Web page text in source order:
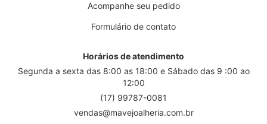
Acompanhe seu pedido
Formulário de contato
Horários de atendimento
Segunda a sexta das 8:00 as 18:00 e Sábado das 9 :00 ao
12:00
(17) 99787-0081
vendas@mavejoalheria.com.br